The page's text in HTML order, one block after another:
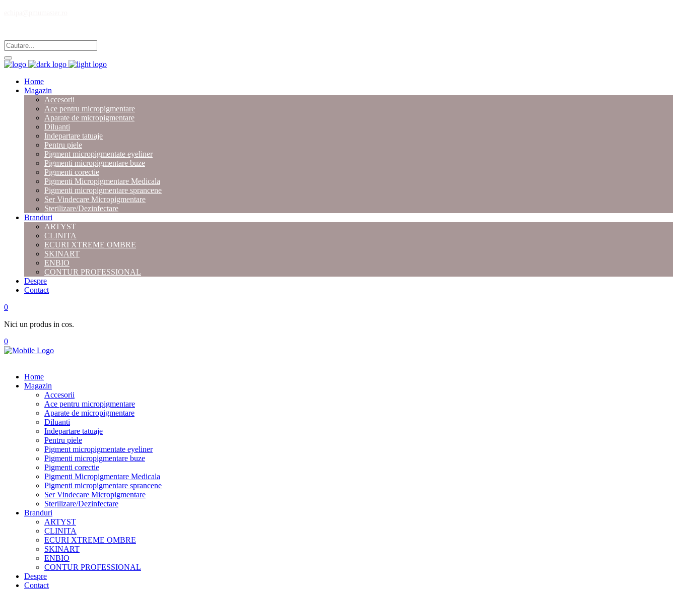
Home
Magazin
Accesorii
Ace pentru micropigmentare
Aparate de micropigmentare
Diluanti
Indepartare tatuaje
Pentru piele
Pigment micropigmentate eyeliner
Pigmenti micropigmentare buze
Pigmenti corectie
Pigmenti Micropigmentare Medicala
Pigmenti micropigmentare sprancene
Ser Vindecare Micropigmentare
Sterilizare/Dezinfectare
Branduri
ARTYST
CLINITA
ECURI XTREME OMBRE
SKINART
ENBIO
CONTUR PROFESSIONAL
Despre
Contact
0
Nici un produs in cos.
0
Home
Magazin
Accesorii
Ace pentru micropigmentare
Aparate de micropigmentare
Diluanti
Indepartare tatuaje
Pentru piele
Pigment micropigmentate eyeliner
Pigmenti micropigmentare buze
Pigmenti corectie
Pigmenti Micropigmentare Medicala
Pigmenti micropigmentare sprancene
Ser Vindecare Micropigmentare
Sterilizare/Dezinfectare
Branduri
ARTYST
CLINITA
ECURI XTREME OMBRE
SKINART
ENBIO
CONTUR PROFESSIONAL
Despre
Contact